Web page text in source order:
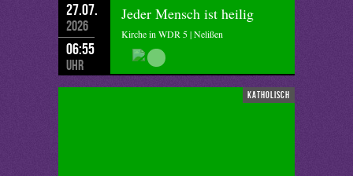
27.07.
2026
06:55
Uhr
Jeder Mensch ist heilig
Kirche in WDR 5 | Nelißen
katholisch